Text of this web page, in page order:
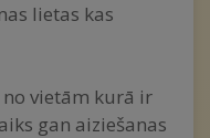
lietas kas
no vietām kurā ir
gan aiziešanas